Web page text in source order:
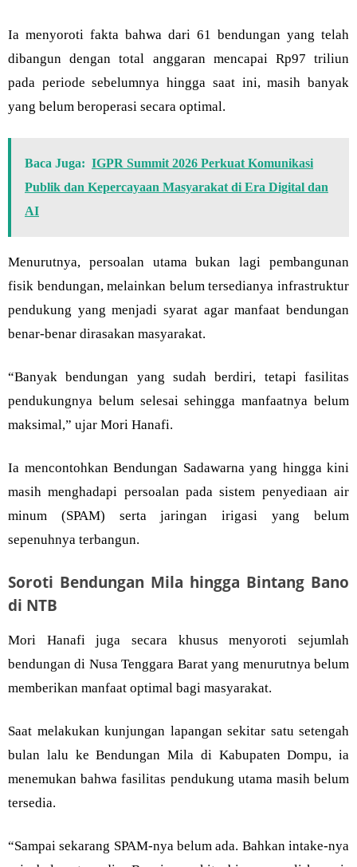
Ia menyoroti fakta bahwa dari 61 bendungan yang telah
dibangun dengan total anggaran mencapai Rp97 triliun
pada periode sebelumnya hingga saat ini, masih banyak
yang belum beroperasi secara optimal.
Baca Juga: IGPR Summit 2026 Perkuat Komunikasi
Publik dan Kepercayaan Masyarakat di Era Digital dan
AI
Menurutnya, persoalan utama bukan lagi pembangunan
fisik bendungan, melainkan belum tersedianya infrastruktur
pendukung yang menjadi syarat agar manfaat bendungan
benar-benar dirasakan masyarakat.
“Banyak bendungan yang sudah berdiri, tetapi fasilitas
pendukungnya belum selesai sehingga manfaatnya belum
maksimal,” ujar Mori Hanafi.
Ia mencontohkan Bendungan Sadawarna yang hingga kini
masih menghadapi persoalan pada sistem penyediaan air
minum (SPAM) serta jaringan irigasi yang belum
sepenuhnya terbangun.
Soroti Bendungan Mila hingga Bintang Bano
di NTB
Mori Hanafi juga secara khusus menyoroti sejumlah
bendungan di Nusa Tenggara Barat yang menurutnya belum
memberikan manfaat optimal bagi masyarakat.
Saat melakukan kunjungan lapangan sekitar satu setengah
bulan lalu ke Bendungan Mila di Kabupaten Dompu, ia
menemukan bahwa fasilitas pendukung utama masih belum
tersedia.
“Sampai sekarang SPAM-nya belum ada. Bahkan intake-nya